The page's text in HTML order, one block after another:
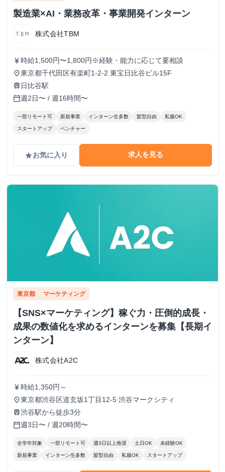
製造業×AI・業務改革・事業開発インターン
株式会社TBM
currency_yen 時給1,500円〜1,800円※経験・能力に応じて要相談
place東京都千代田区有楽町1-2-2 東宝日比谷ビル15F
train 日比谷駅
calendar_today週2日〜 / 週16時間〜
一部リモート可 新規事業 インターン生多数 髪型自由 私服OK
スタートアップ ベンチャー
gradeお気に入り 求人を見る
東京都 マーケティング
【SNS×マーケティング】稼ぐ力・圧倒的成長・
成果の数値化を求めるインターンを募集【長期イ
ンターン】
株式会社A2C
currency_yen 時給1,350円～
place東京都渋谷区道玄坂1丁目12-5 渋谷マークシティ
train渋谷駅から徒歩3分
calendar_today週3日〜 / 週20時間〜
全学年対象 一部リモート可 週3日以上推奨 土日OK 未経験OK
新規事業 インターン生多数 髪型自由 私服OK スタートアップ